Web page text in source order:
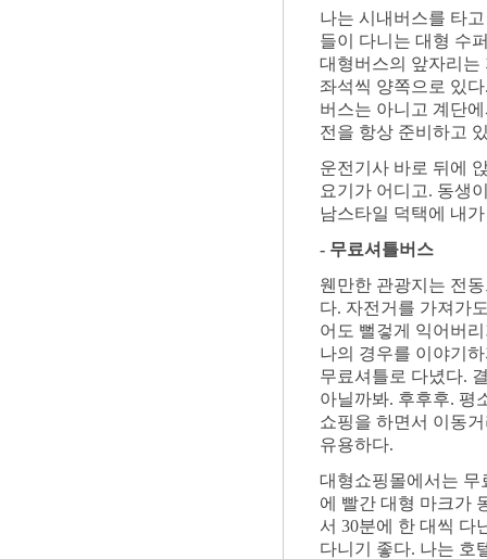
나는 시내버스를 타
들이 다니는 대형 수
대형버스의 앞자리는
좌석씩 양쪽으로 있
버스는 아니고 계단
전을 항상 준비하고
운전기사 바로 뒤에
요기가 어디고. 동생
남스타일 덕택에 내
- 무료셔틀버스
웬만한 관광지는 전
다. 자전거를 가져가
어도 뻘겋게 익어버
나의 경우를 이야기
무료셔틀로 다녔다.
아닐까봐. 후후후. 평
쇼핑을 하면서 이동
유용하다.
대형쇼핑몰에서는 무
에 빨간 대형 마크가
서 30분에 한 대씩 다
다니기 좋다. 나는 호